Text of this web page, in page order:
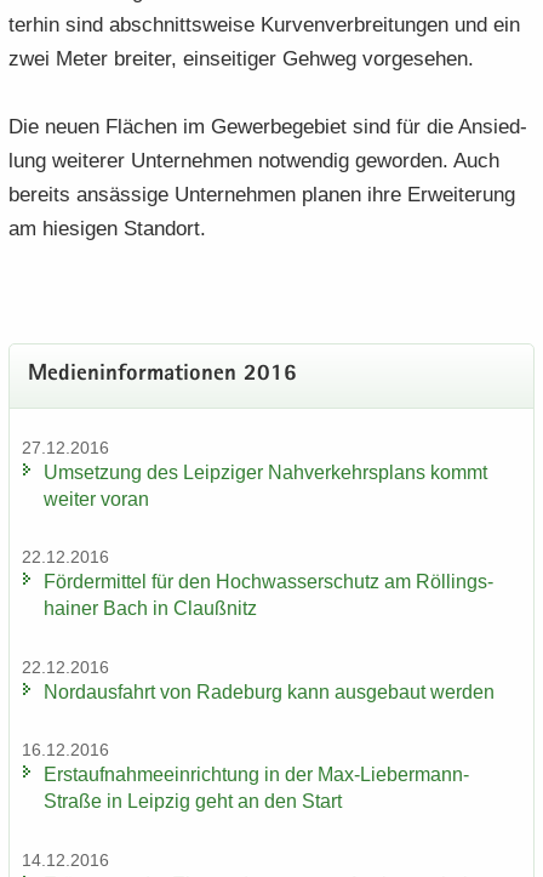
ter­hin sind ab­schnitts­wei­se Kur­ven­ver­brei­tun­gen und ein
zwei Meter brei­ter, ein­sei­ti­ger Geh­weg vor­ge­se­hen.
Die neuen Flä­chen im Ge­wer­be­ge­biet sind für die An­sied­
lung wei­te­rer Un­ter­neh­men not­wen­dig ge­wor­den. Auch
be­reits an­säs­si­ge Un­ter­neh­men pla­nen ihre Er­wei­te­rung
am hie­si­gen Stand­ort.
Me­di­en­in­for­ma­tio­nen 2016
27.12.2016
Um­set­zung des Leip­zi­ger Nah­ver­kehrs­plans kommt
wei­ter voran
22.12.2016
För­der­mit­tel für den Hoch­was­ser­schutz am Röl­lings­
hai­ner Bach in Clau­ß­nitz
22.12.2016
Nord­aus­fahrt von Ra­de­burg kann aus­ge­baut wer­den
16.12.2016
Erst­auf­nah­me­ein­rich­tung in der Max-​Liebermann-
Straße in Leip­zig geht an den Start
14.12.2016